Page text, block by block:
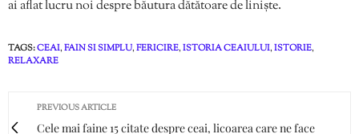
ai aflat lucru noi despre băutura dătătoare de liniște.
TAGS:CEAI,FAIN SI SIMPLU,FERICIRE,ISTORIA CEAIULUI,ISTORIE,
RELAXARE
PREVIOUS ARTICLE
Cele mai faine 15 citate despre ceai, licoarea care ne face